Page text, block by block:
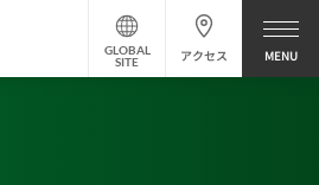
アクセス
GLOBAL
SITE